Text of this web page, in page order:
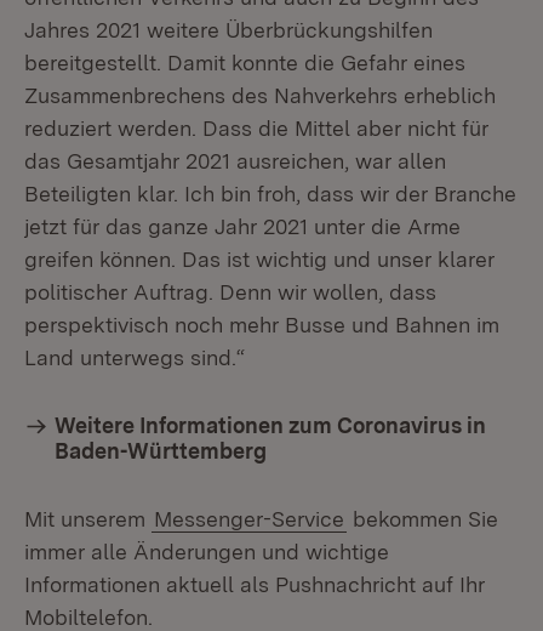
Jahres 2021 weitere Überbrückungshilfen
bereitgestellt. Damit konnte die Gefahr eines
Zusammenbrechens des Nahverkehrs erheblich
reduziert werden. Dass die Mittel aber nicht für
das Gesamtjahr 2021 ausreichen, war allen
Beteiligten klar. Ich bin froh, dass wir der Branche
jetzt für das ganze Jahr 2021 unter die Arme
greifen können. Das ist wichtig und unser klarer
politischer Auftrag. Denn wir wollen, dass
perspektivisch noch mehr Busse und Bahnen im
Land unterwegs sind.“
Weitere Informationen zum Coronavirus in
Baden-Württemberg
Mit unserem Messenger-Service bekommen Sie
immer alle Änderungen und wichtige
Informationen aktuell als Pushnachricht auf Ihr
Mobiltelefon.